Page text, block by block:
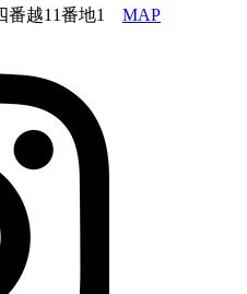
番越11番地1 MAP